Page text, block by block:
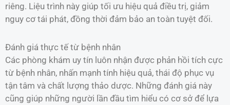
riêng. Liệu trình này giúp tối ưu hiệu quả điều trị, giảm
nguy cơ tái phát, đồng thời đảm bảo an toàn tuyệt đối.
Đánh giá thực tế từ bệnh nhân
Các phòng khám uy tín luôn nhận được phản hồi tích cực
từ bệnh nhân, nhấn mạnh tính hiệu quả, thái độ phục vụ
tận tâm và chất lượng thảo dược. Những đánh giá này
cũng giúp những người lần đầu tìm hiểu có cơ sở để lựa